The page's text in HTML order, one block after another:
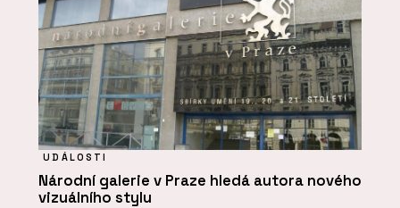
UDÁLOSTI
Národní galerie v Praze hledá autora nového
vizuálního stylu